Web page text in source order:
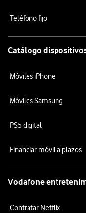
Teléfono fijo
Catálogo
Móviles iPhone
Móviles Samsung
PS5 digital
Financiar móvil a plazos
Vodafone
Contratar Netflix